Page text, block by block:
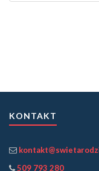
KONTAKT
509 793 280